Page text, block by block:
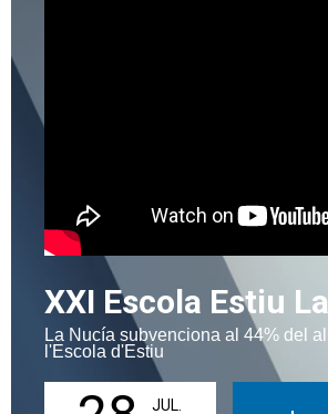
XXI Escola Estiu
La Nucía subvenciona al 44% del
l'Escola d'Estiu
JUL.